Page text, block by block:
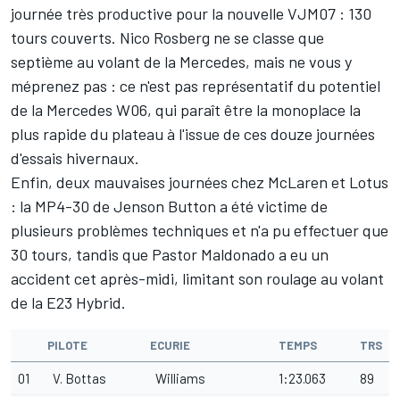
journée très productive pour la nouvelle VJM07 : 130
tours couverts. Nico Rosberg ne se classe que
septième au volant de la Mercedes, mais ne vous y
méprenez pas : ce n'est pas représentatif du potentiel
de la Mercedes W06, qui paraît être la monoplace la
plus rapide du plateau à l'issue de ces douze journées
d'essais hivernaux.
Enfin, deux mauvaises journées chez McLaren et Lotus
: la MP4-30 de Jenson Button a été victime de
plusieurs problèmes techniques et n'a pu effectuer que
30 tours, tandis que Pastor Maldonado a eu un
accident cet après-midi, limitant son roulage au volant
de la E23 Hybrid.
PILOTE ECURIE TEMPS TRS
01 V. Bottas Williams 1:23.063 89